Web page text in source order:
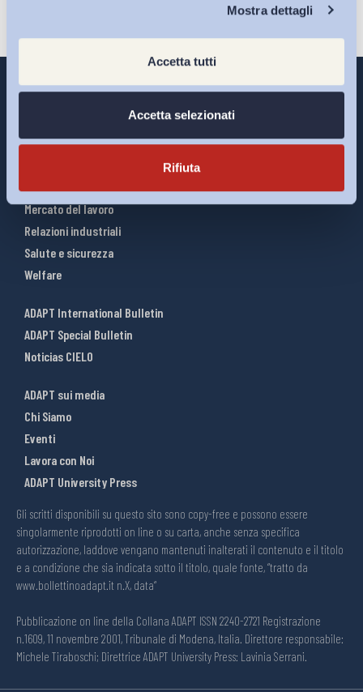
Mostra dettagli
Accetta tutti
Accetta selezionati
Rifiuta
Interventi ADAPT
Mercato del lavoro
Relazioni industriali
Salute e sicurezza
Welfare
ADAPT International Bulletin
ADAPT Special Bulletin
Noticias CIELO
ADAPT sui media
Chi Siamo
Eventi
Lavora con Noi
ADAPT University Press
Gli scritti disponibili su questo sito sono copy-free e possono essere
singolarmente riprodotti on line o su carta, anche senza specifica
autorizzazione, laddove vengano mantenuti inalterati il contenuto e il titolo
e a condizione che sia indicata sotto il titolo, quale fonte, “tratto da
www.bollettinoadapt.it n.X, data“
Pubblicazione on line della Collana ADAPT ISSN 2240-2721 Registrazione
n.1609, 11 novembre 2001, Tribunale di Modena, Italia. Direttore responsabile:
Michele Tiraboschi; Direttrice ADAPT University Press: Lavinia Serrani.